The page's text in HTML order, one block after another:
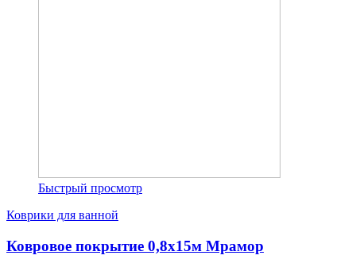
Быстрый просмотр
Коврики для ванной
Ковровое покрытие 0,8х15м Мрамор